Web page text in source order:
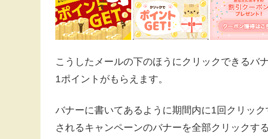
こうしたメールの下のほうにクリックできるバ
1ポイントがもらえます。
バナーに書いてあるように期間内に1回クリッ
されるキャンペーンのバナーを全部クリックす